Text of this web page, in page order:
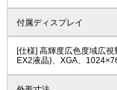
付属ディスプレイ
[仕様] 高輝度広色度域広
EX2液晶)、XGA、